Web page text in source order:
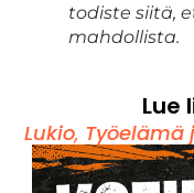
todiste siitä,
mahdollista.
Lue
Lukio, Työelämä